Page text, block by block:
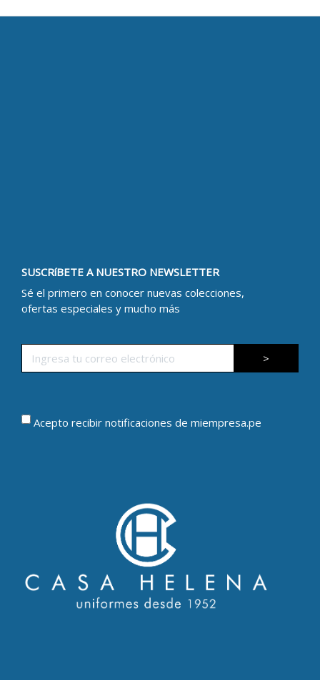
SUSCRíBETE A NUESTRO NEWSLETTER
Sé el primero en conocer nuevas colecciones,
ofertas especiales y mucho más
>
Acepto recibir notificaciones de miempresa.pe